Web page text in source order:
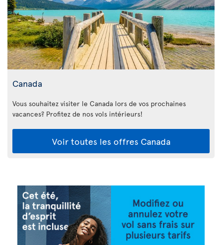
Canada
Vous souhaitez visiter le Canada lors de vos prochaines
vacances? Profitez de nos vols intérieurs!
Voir toutes les offres Canada